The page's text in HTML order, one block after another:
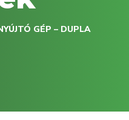
GÉP – DUPLA